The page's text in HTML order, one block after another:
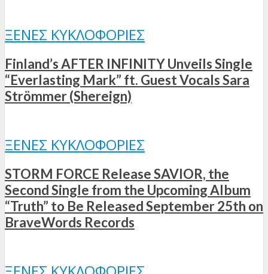
ΞΈΝΕΣ ΚΥΚΛΟΦΟΡΊΕΣ
Finland’s AFTER INFINITY Unveils Single
“Everlasting Mark” ft. Guest Vocals Sara
Strömmer (Shereign)
ΞΈΝΕΣ ΚΥΚΛΟΦΟΡΊΕΣ
STORM FORCE Release SAVIOR, the
Second Single from the Upcoming Album
“Truth” to Be Released September 25th on
BraveWords Records